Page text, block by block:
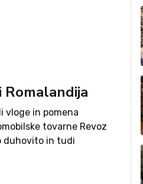
Romalandija
vloge in pomena
tovarne Revoz
duhovito in tudi
Velik del Dolenjske je